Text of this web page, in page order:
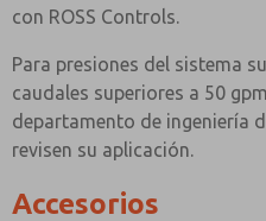
con ROSS Controls.
Para presiones del sistema
caudales superiores a 50
departamento de ingeniería
revisen su aplicación.
Accesorios